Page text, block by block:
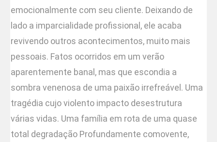
emocionalmente com seu cliente. Deixando de
lado a imparcialidade profissional, ele acaba
revivendo outros acontecimentos, muito mais
pessoais. Fatos ocorridos em um verão
aparentemente banal, mas que escondia a
sombra venenosa de uma paixão irrefreável. Uma
tragédia cujo violento impacto desestrutura
várias vidas. Uma família em rota de uma quase
total degradação Profundamente comovente,